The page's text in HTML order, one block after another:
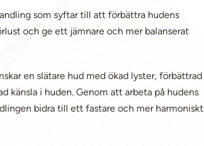
som syftar till att förbättra hudens
och ge ett jämnare och mer balanserat
en slätare hud med ökad lyster, förbättrad
känsla i huden. Genom att arbeta på hudens
bidra till ett fastare och mer harmoniskt